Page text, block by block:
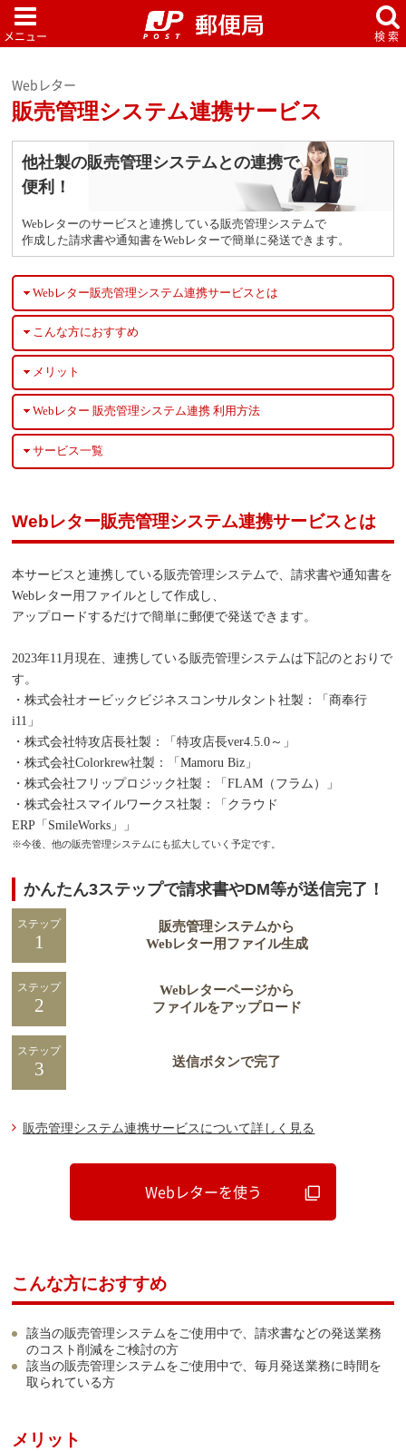
Webレター
販売管理システム連携サービス
他社製の販売管理システムとの連携で
便利！
Webレターのサービスと連携している販売管理システムで
作成した請求書や通知書をWebレターで簡単に発送できます。
Webレター販売管理システム連携サービスとは
こんな方におすすめ
メリット
Webレター 販売管理システム連携 利用方法
サービス一覧
Webレター販売管理システム連携サービスとは
本サービスと連携している販売管理システムで、請求書や通知書を
Webレター用ファイルとして作成し、
アップロードするだけで簡単に郵便で発送できます。
2023年11月現在、連携している販売管理システムは下記のとおりで
す。
・株式会社オービックビジネスコンサルタント社製：「商奉行
i11」
・株式会社特攻店長社製：「特攻店長ver4.5.0～」
・株式会社Colorkrew社製：「Mamoru Biz」
・株式会社フリップロジック社製：「FLAM（フラム）」
・株式会社スマイルワークス社製：「クラウド
ERP「SmileWorks」」
※今後、他の販売管理システムにも拡大していく予定です。
かんたん3ステップで請求書やDM等が送信完了！
ステップ
1
販売管理システムから
Webレター用ファイル生成
ステップ
2
Webレターページから
ファイルをアップロード
ステップ
3 送信ボタンで完了
販売管理システム連携サービスについて詳しく見る
Webレターを使う
こんな方におすすめ
該当の販売管理システムをご使用中で、請求書などの発送業務
のコスト削減をご検討の方
該当の販売管理システムをご使用中で、毎月発送業務に時間を
取られている方
メリット